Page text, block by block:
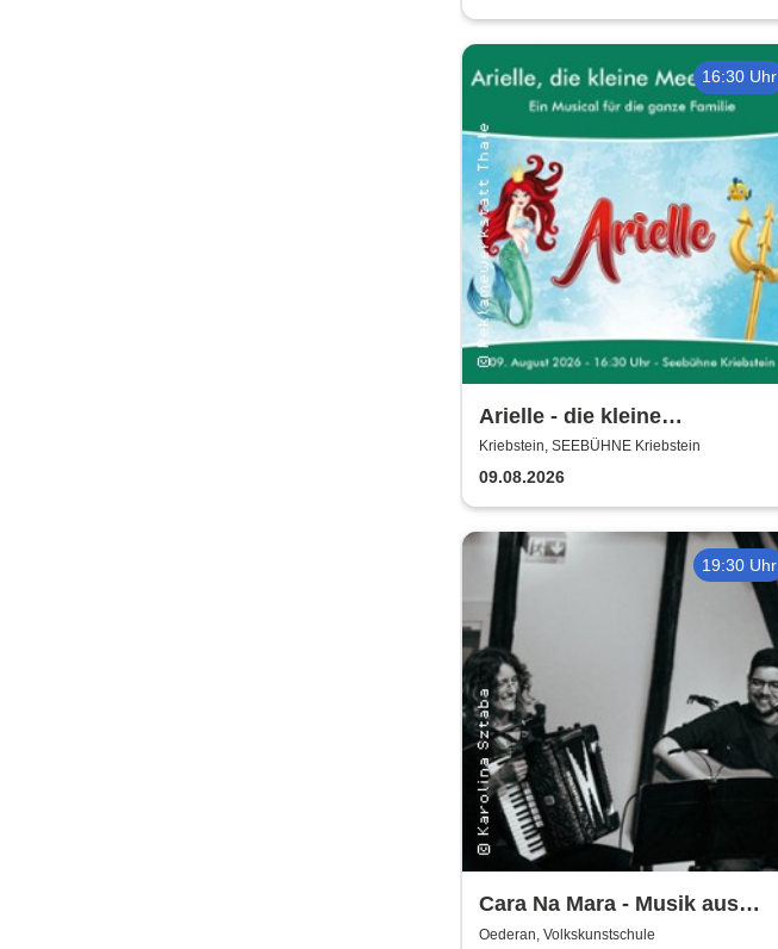
16:30 Uhr
Arielle - die kleine
Meerjungfrau | Seebühne
Kriebstein
Kriebstein, SEEBÜHNE Kriebstein
09.08.2026
19:30 Uhr
Cara Na Mara - Musik aus
Irland
Oederan, Volkskunstschule